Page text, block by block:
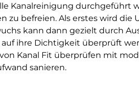
Kanalreinigung durchgeführt
zu befreien. Als erstes wird
kann dann gezielt durch
ihre Dichtigkeit überprüft
Kanal Fit überprüfen mit
sanieren.